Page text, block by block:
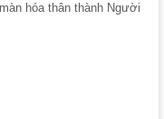
hóa thân thành Người